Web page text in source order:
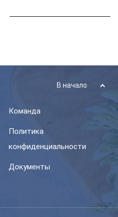
В начало
Команда
Политика
конфиденциальности
Документы